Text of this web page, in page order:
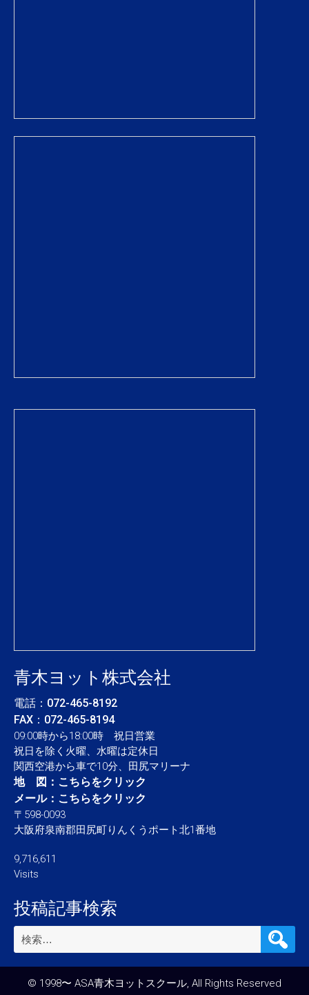
青木ヨット株式会社
電話： 072-465-8192
FAX：072-465-8194
09:00時から18:00時 祝日営業
祝日を除く火曜、水曜は定休日
関西空港から車で10分、田尻マリーナ
地 図： こちらをクリック
メール： こちらをクリック
〒598-0093
大阪府泉南郡田尻町りんくうポート北1番地
9,716,611
Visits
投稿記事検索
検
索:
© 1998〜 ASA青木ヨットスクール, All Rights Reserved